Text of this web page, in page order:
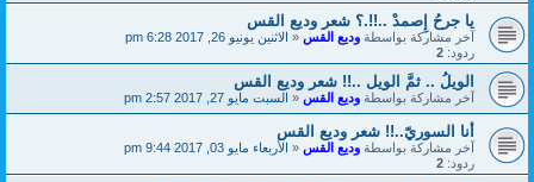
يا جرحُ إِصمدْ ..!!.؟ شعر وديع القس
آخر مشاركة بواسطةوديع القس«الاثنين يونيو 26, 2017 6:28 pm
ردود: 2
الويلُ .. ثمَّ الويل ..!! شعر وديع القس
آخر مشاركة بواسطةوديع القس«السبت مايو 27, 2017 2:57 pm
أنا السوريّ..!! شعر وديع القس
آخر مشاركة بواسطةوديع القس«الأربعاء مايو 03, 2017 9:44 pm
ردود: 2